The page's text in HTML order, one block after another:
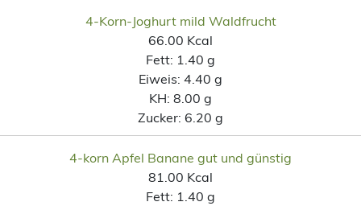
4-Korn-Joghurt mild Waldfrucht
66.00 Kcal
Fett: 1.40 g
Eiweis: 4.40 g
KH: 8.00 g
Zucker: 6.20 g
4-korn Apfel Banane gut und günstig
81.00 Kcal
Fett: 1.40 g